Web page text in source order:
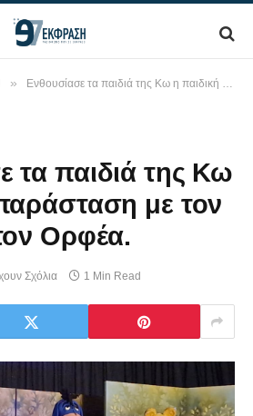
» Ενθουσίασε τα παιδιά της Κω η παιδική παράσταση με τον “Γουίνι” στον Ορφέα.
τα παιδιά της Κω
με τον
Ορφέα.
Σχόλια 1 Min Read